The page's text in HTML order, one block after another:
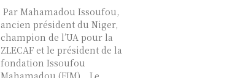
Par Mahamadou Issoufou,
ancien président du Niger,
champion de l’UA pour la
ZLECAF et le président de la
fondation Issoufou
Mahamadou (FIM). Le